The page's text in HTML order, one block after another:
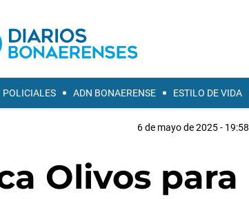
POLICIALES ADN BONAERENSE ESTILO DE VIDA
6 de mayo de 2025 - 19:58
Olivos para